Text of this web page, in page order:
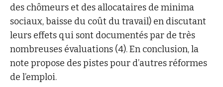
des chômeurs et des allocataires de minima
sociaux, baisse du coût du travail) en discutant
leurs effets qui sont documentés par de très
nombreuses évaluations (4). En conclusion, la
note propose des pistes pour d’autres réformes
de l’emploi.